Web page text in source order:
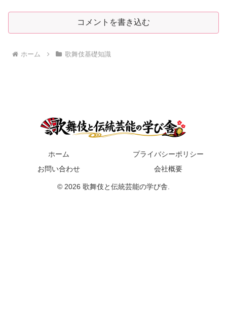
コメントを書き込む
ホーム 歌舞伎基礎知識
ホーム
プライバシーポリシー
お問い合わせ
会社概要
© 2026 歌舞伎と伝統芸能の学び舎.